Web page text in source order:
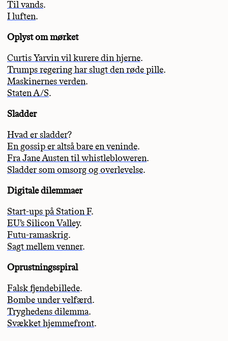
Til vands.
I luften.
Oplyst om mørket
Curtis Yarvin vil kurere din hjerne.
Trumps regering har slugt den røde pille.
Maskinernes verden.
Staten A/S.
Sladder
Hvad er sladder?
En gossip er altså bare en veninde.
Fra Jane Austen til whistlebloweren.
Sladder som omsorg og overlevelse.
Digitale dilemmaer
Start-ups på Station F.
EU’s Silicon Valley.
Futu-ramaskrig.
Sagt mellem venner.
Oprustningsspiral
Falsk fjendebillede.
Bombe under velfærd.
Tryghedens dilemma.
Svækket hjemmefront.